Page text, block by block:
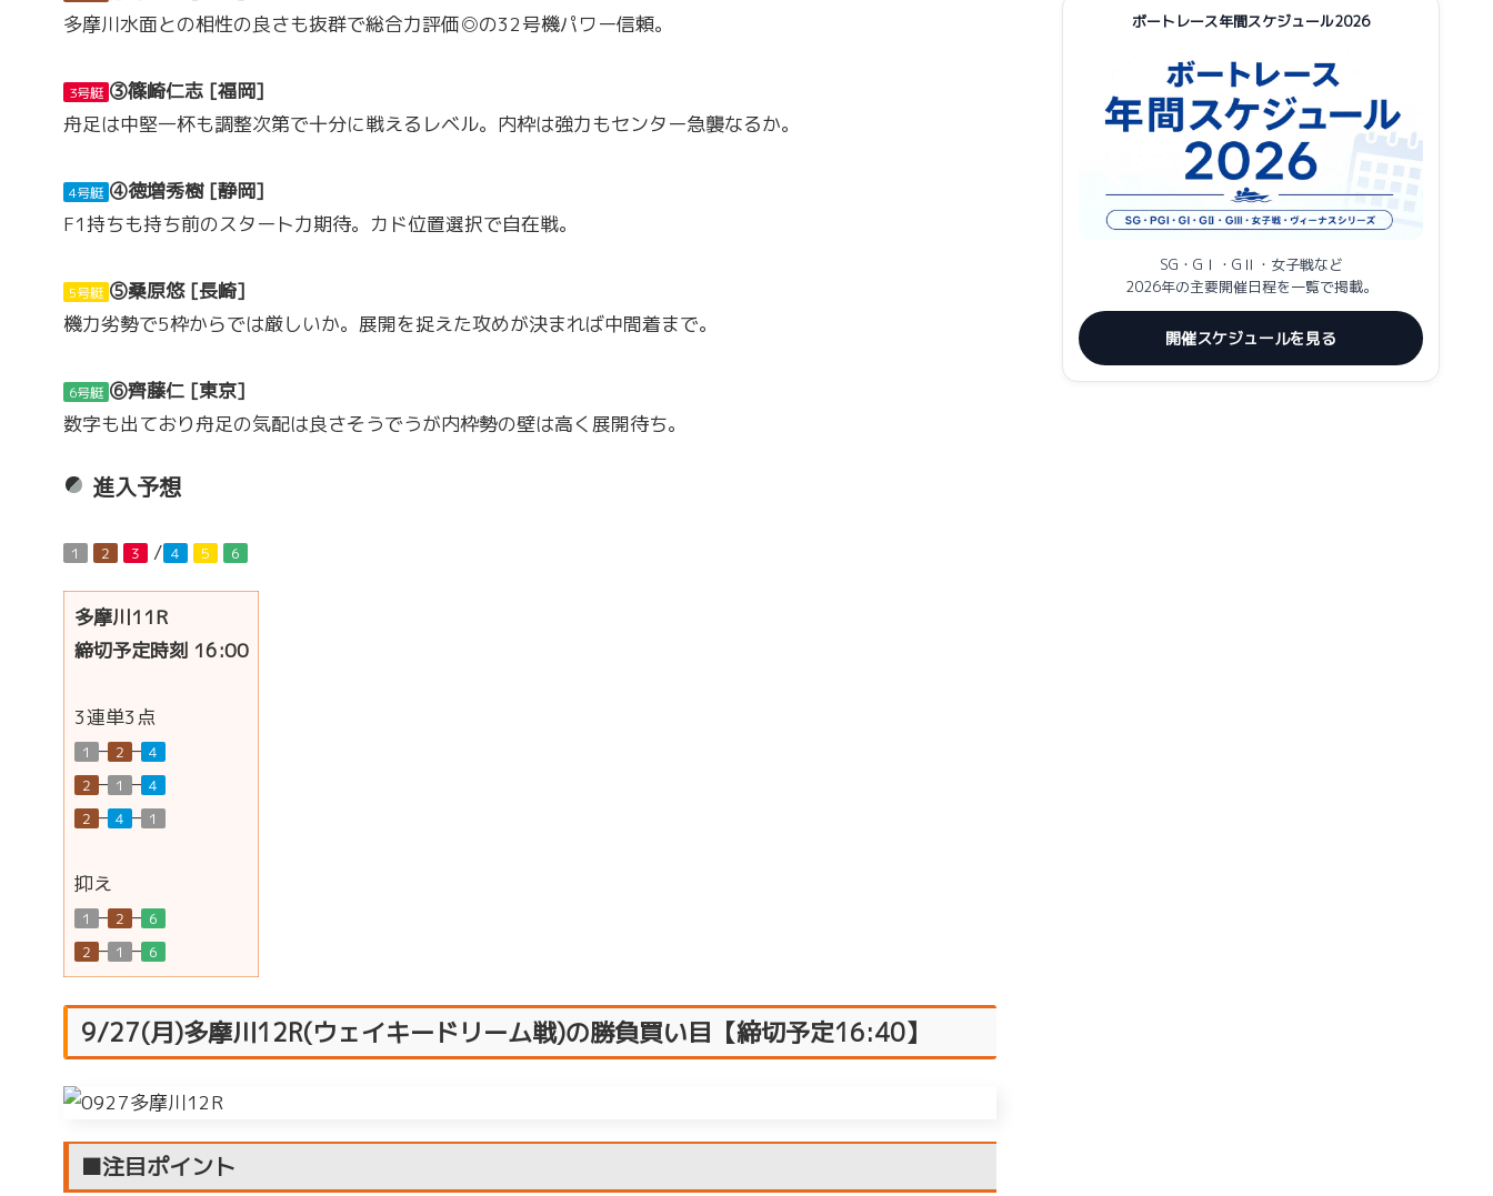
多摩川水面との相性の良さも抜群で総合力評価◎の32号機パワー信頼。
3号艇 ③篠崎仁志 [福岡]
舟足は中堅一杯も調整次第で十分に戦えるレベル。内枠は強力もセンター急襲なるか。
4号艇 ④徳増秀樹 [静岡]
F1持ちも持ち前のスタート力期待。カド位置選択で自在戦。
5号艇 ⑤桑原悠 [長崎]
機力劣勢で5枠からでは厳しいか。展開を捉えた攻めが決まれば中間着まで。
6号艇 ⑥齊藤仁 [東京]
数字も出ており舟足の気配は良さそうでうが内枠勢の壁は高く展開待ち。
進入予想
１ ２ ３ / ４ ５ ６
多摩川11R
締切予定時刻 16:00
3連単3点
１ – ２ – ４
２ – １ – ４
２ – ４ – １
抑え
１ – ２ – ６
２ – １ – ６
9/27(月)多摩川12R(ウェイキードリーム戦)の勝負買い目【締切予定16:40】
■注目ポイント
ボートレース年間スケジュール2026
SG・GⅠ・GⅡ・女子戦など
2026年の主要開催日程を一覧で掲載。
開催スケジュールを見る